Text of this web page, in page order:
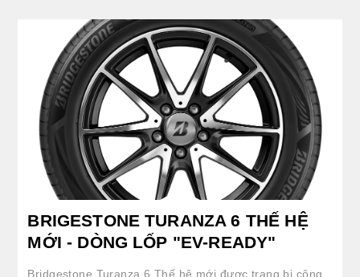
BRIGESTONE TURANZA 6 THẾ HỆ
MỚI - DÒNG LỐP "EV-READY"
Bridgestone Turanza 6 Thế hệ mới được trang bị công